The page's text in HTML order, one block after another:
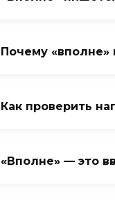
Почему
Как проверить
«Вполне» — это